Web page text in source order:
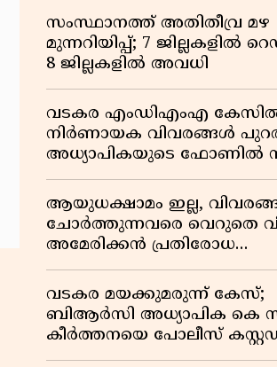
സംസ്ഥാനത്ത് അതിതീവ്ര മഴ
മുന്നറിയിപ്പ്; 7 ജില്ലകളിൽ
8 ജില്ലകളിൽ അവധി
വടകര എംഡിഎംഎ
നിർണായക വിവരങ്ങൾ
അധ്യാപികയുടെ ഫോണിൽ
ലഹരി ഇടപാട് ചാറ്റുകൾ
ആയുധക്ഷാമം ഇല്ല,
ചോർത്തുന്നവരെ വെറുതെ
അമേരിക്കൻ പ്രതിരോധ
സെക്രട്ടറിയുമായി
ട്രംപ്
വടകര മയക്കുമരുന്ന് കേസ്;
ബിആർസി അധ്യാപിക കെ
കീർത്തനയെ പോലീസ്
വിട്ടു